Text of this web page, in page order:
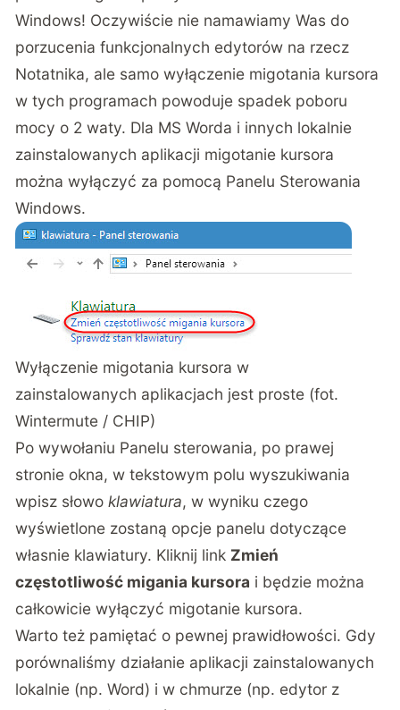
Windows! Oczywiście nie namawiamy Was do
porzucenia funkcjonalnych edytorów na rzecz
Notatnika, ale samo wyłączenie migotania kursora
w tych programach powoduje spadek poboru
mocy o 2 waty. Dla MS Worda i innych lokalnie
zainstalowanych aplikacji migotanie kursora
można wyłączyć za pomocą Panelu Sterowania
Windows.
Wyłączenie migotania kursora w
zainstalowanych aplikacjach jest proste (fot.
Wintermute / CHIP)
Po wywołaniu Panelu sterowania, po prawej
stronie okna, w tekstowym polu wyszukiwania
wpisz słowoklawiatura, w wyniku czego
wyświetlone zostaną opcje panelu dotyczące
własnie klawiatury. Kliknij link Zmień
częstotliwość migania kursora i będzie można
całkowicie wyłączyć migotanie kursora.
Warto też pamiętać o pewnej prawidłowości. Gdy
porównaliśmy działanie aplikacji zainstalowanych
lokalnie (np. Word) i w chmurze (np. edytor z